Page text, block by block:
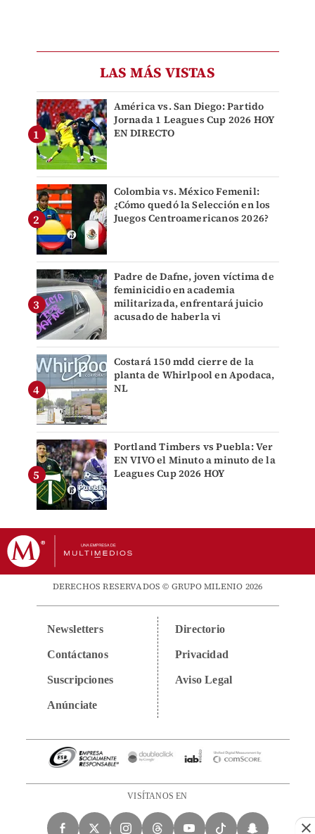
LAS MÁS VISTAS
América vs. San Diego: Partido
Jornada 1 Leagues Cup 2026 HOY
EN DIRECTO
Colombia vs. México Femenil:
¿Cómo quedó la Selección en los
Juegos Centroamericanos 2026?
Padre de Dafne, joven víctima de
feminicidio en academia
militarizada, enfrentará juicio
acusado de haberla vi
Costará 150 mdd cierre de la
planta de Whirlpool en Apodaca,
NL
Portland Timbers vs Puebla: Ver
EN VIVO el Minuto a minuto de la
Leagues Cup 2026 HOY
DERECHOS RESERVADOS © GRUPO MILENIO 2026
Newsletters
Contáctanos
Suscripciones
Anúnciate
Directorio
Privacidad
Aviso Legal
VISÍTANOS EN